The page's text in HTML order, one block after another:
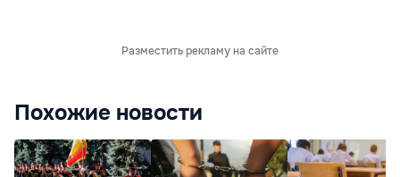
Разместить рекламу на сайте
Похожие новости